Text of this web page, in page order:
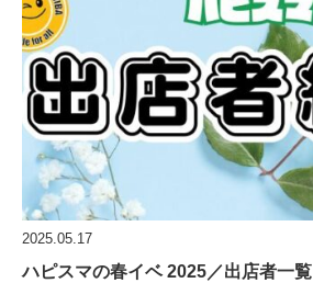
2025.05.17
ハピスマの春イベ 2025／出店者一覧